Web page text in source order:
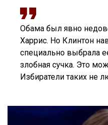
Обама был явно
Харрис. Но Клинтон
специально выбрала
злобная сучка. Это
Избиратели таких не